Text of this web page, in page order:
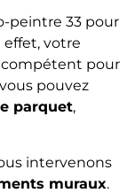
peintre 33 pour
effet, votre
compétent pour
pouvez
parquet,
intervenons
muraux.